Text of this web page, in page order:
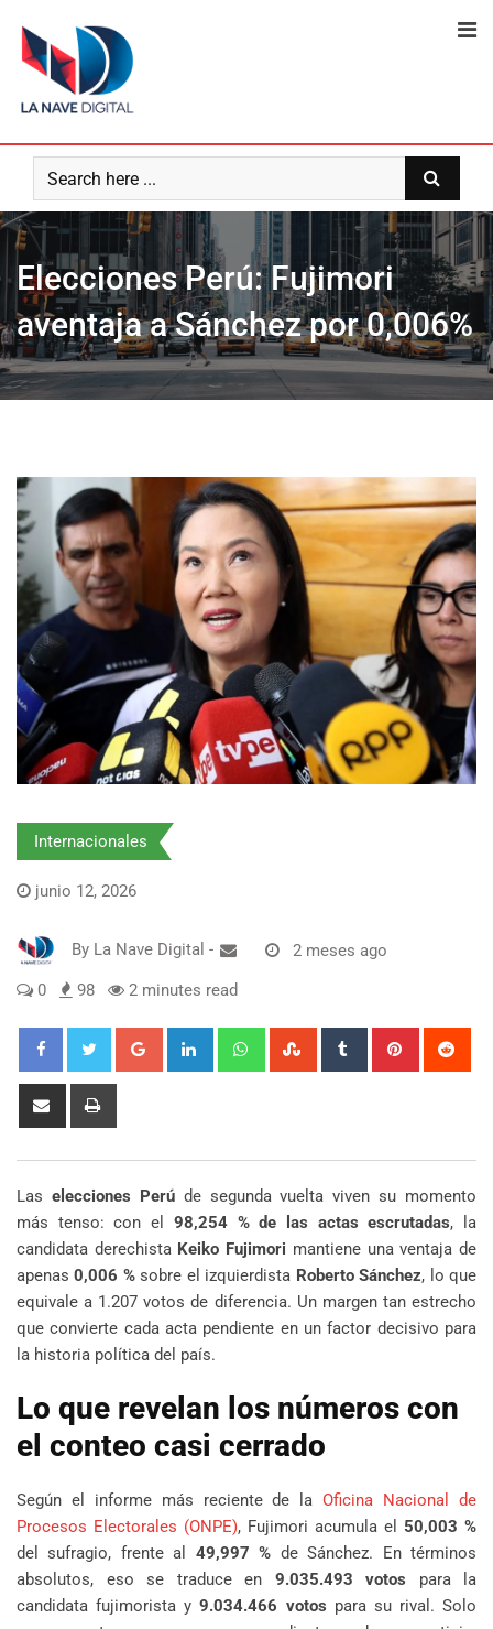
content
Elecciones Perú: Fujimori
aventaja a Sánchez por 0,006%
Internacionales
junio 12, 2026
By La Nave Digital - 2 meses ago
0 98 2 minutes read
Google+ LinkedIn WhatsappStumbleUpon
Tumblr Pinterest
Share
Las elecciones Perúde segunda vuelta viven su momento
más tenso: con el 98,254 % de las actas escrutadas, la
candidata derechista Keiko Fujimori mantiene una ventaja de
apenas0,006 %sobre el izquierdista Roberto Sánchez, lo que
equivale a 1.207 votos de diferencia. Un margen tan estrecho
que convierte cada acta pendiente en un factor decisivo para
la historia política del país.
Lo que revelan los números con
el conteo casi cerrado
Según el informe más reciente de laOficina Nacional de
Procesos Electorales (ONPE), Fujimori acumula el 50,003 %
del sufragio, frente al 49,997 % de Sánchez. En términos
absolutos, eso se traduce en 9.035.493 votos para la
candidata fujimorista y9.034.466 votos para su rival. Solo